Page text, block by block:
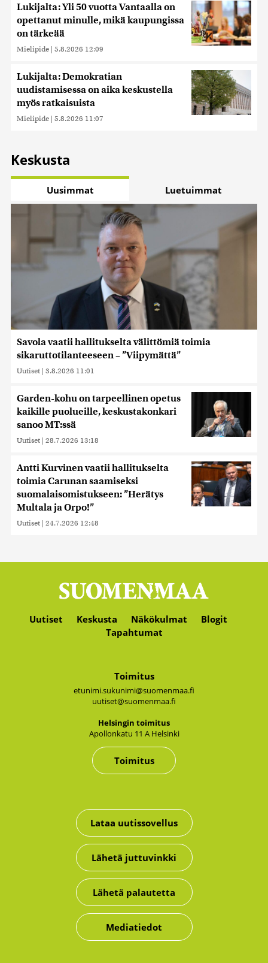
Lukijalta: Yli 50 vuotta Vantaalla on
opettanut minulle, mikä kaupungissa
on tärkeää
Mielipide | 5.8.2026 12:09
Lukijalta: Demokratian
uudistamisessa on aika keskustella
myös ratkaisuista
Mielipide | 5.8.2026 11:07
Keskusta
Uusimmat Luetuimmat
Savola vaatii hallitukselta välittömiä toimia
sikaruttotilanteeseen – ”Viipymättä”
Uutiset | 3.8.2026 11:01
Garden-kohu on tarpeellinen opetus
kaikille puolueille, keskustakonkari
sanoo MT:ssä
Uutiset | 28.7.2026 13:18
Antti Kurvinen vaatii hallitukselta
toimia Carunan saamiseksi
suomalaisomistukseen: ”Herätys
Multala ja Orpo!”
Uutiset | 24.7.2026 12:48
Uutiset Keskusta Näkökulmat
Blogit
Tapahtumat
Toimitus
etunimi.sukunimi@suomenmaa.fi
uutiset@suomenmaa.fi
Hel­sin­gin toi­mi­tus
Apol­lon­ka­tu 11 A Hel­sin­ki
Toimitus
Lataa uutissovellus
Lähetä juttuvinkki
Lähetä palautetta
Mediatiedot